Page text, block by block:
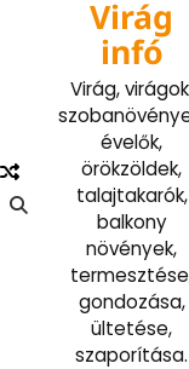
Virág
infó
Virág,
évelők,
örökzöldek,
talajtakarók,
balkony
növények,
gondozása,
ültetése,
szaporítása.